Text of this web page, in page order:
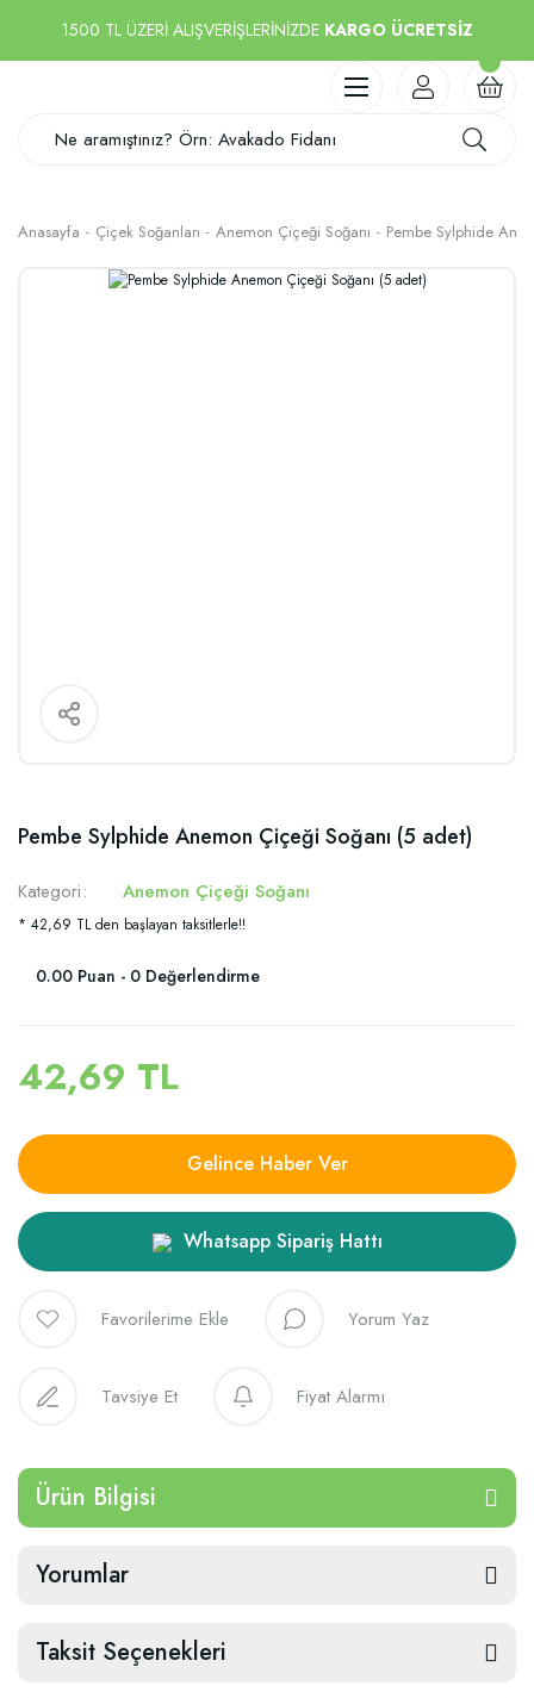
1500 TL ÜZERİ ALIŞVERİŞLERİNİZDE KARGO ÜCRETSİZ
Anasayfa Çiçek Soğanları Anemon Çiçeği Soğanı Pembe Sylphide
Pembe Sylphide Anemon Çiçeği Soğanı (5 adet)
Kategori Anemon Çiçeği Soğanı
* 42,69 TL den başlayan taksitlerle!!
0.00 Puan - 0 Değerlendirme
42,69 TL
Gelince Haber Ver
Whatsapp Sipariş Hattı
Yorum Yaz
Tavsiye Et Fiyat Alarmı
Ürün Bilgisi
Yorumlar
Taksit Seçenekleri